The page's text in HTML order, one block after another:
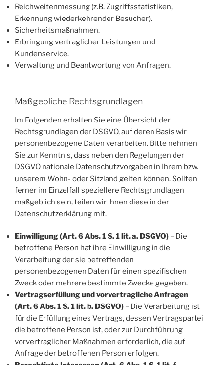
Reichweitenmessung (z.B. Zugriffsstatistiken,
Erkennung wiederkehrender Besucher).
Sicherheitsmaßnahmen.
Erbringung vertraglicher Leistungen und
Kundenservice.
Verwaltung und Beantwortung von Anfragen.
Maßgebliche Rechtsgrundlagen
Im Folgenden erhalten Sie eine Übersicht der
Rechtsgrundlagen der DSGVO, auf deren Basis wir
personenbezogene Daten verarbeiten. Bitte nehmen
Sie zur Kenntnis, dass neben den Regelungen der
DSGVO nationale Datenschutzvorgaben in Ihrem bzw.
unserem Wohn- oder Sitzland gelten können. Sollten
ferner im Einzelfall speziellere Rechtsgrundlagen
maßgeblich sein, teilen wir Ihnen diese in der
Datenschutzerklärung mit.
Einwilligung (Art. 6 Abs. 1 S. 1 lit. a. DSGVO) – Die
betroffene Person hat ihre Einwilligung in die
Verarbeitung der sie betreffenden
personenbezogenen Daten für einen spezifischen
Zweck oder mehrere bestimmte Zwecke gegeben.
Vertragserfüllung und vorvertragliche Anfragen
(Art. 6 Abs. 1 S. 1 lit. b. DSGVO) – Die Verarbeitung ist
für die Erfüllung eines Vertrags, dessen Vertragspartei
die betroffene Person ist, oder zur Durchführung
vorvertraglicher Maßnahmen erforderlich, die auf
Anfrage der betroffenen Person erfolgen.